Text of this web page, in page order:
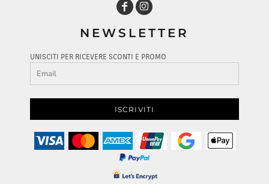
NEWSLETTER
UNISCITI PER RICEVERE SCONTI E PROMO
ISCRIVITI